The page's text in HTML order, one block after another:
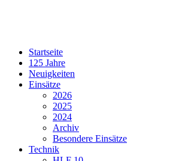
Startseite
125 Jahre
Neuigkeiten
Einsätze
2026
2025
2024
Archiv
Besondere Einsätze
Technik